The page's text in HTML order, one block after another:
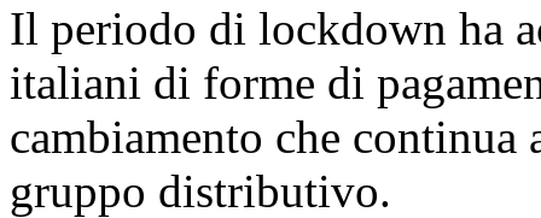
Il periodo di lockdown ha
italiani di forme di
cambiamento che
gruppo distributivo.